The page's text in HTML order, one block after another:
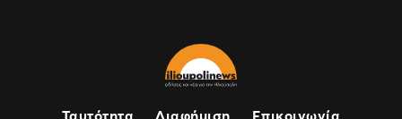
Ταυτότητα Διαφήμιση Επικοινωνία